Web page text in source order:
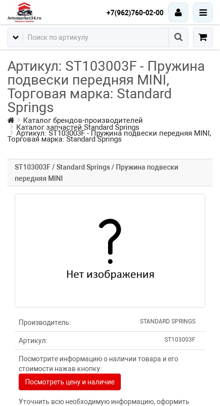
+7(962)760-02-00
Артикул: ST103003F - Пружина
подвески передняя MINI,
Торговая марка: Standard
Springs
Каталог брендов-производителей
Каталог запчастей Standard Springs
Артикул: ST103003F - Пружина подвески передняя MINI,
Торговая марка: Standard Springs
ST103003F / Standard Springs / Пружина подвески
передняя MINI
Производитель: STANDARD SPRINGS
Артикул: ST103003F
Посмотрите информацию о наличии товара и его
стоимости нажав кнопку:
Посмотреть цену и наличие
Уточнить всю необходимую информацию, оформить